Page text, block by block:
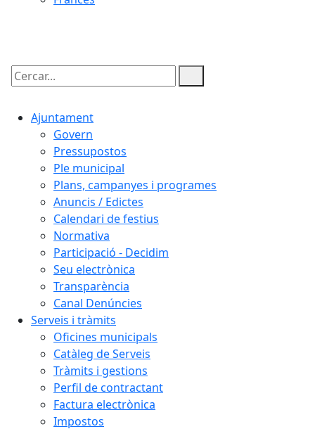
Cercar:
Ajuntament
Govern
Pressupostos
Ple municipal
Plans, campanyes i programes
Anuncis / Edictes
Calendari de festius
Normativa
Participació - Decidim
Seu electrònica
Transparència
Canal Denúncies
Serveis i tràmits
Oficines municipals
Catàleg de Serveis
Tràmits i gestions
Perfil de contractant
Factura electrònica
Impostos